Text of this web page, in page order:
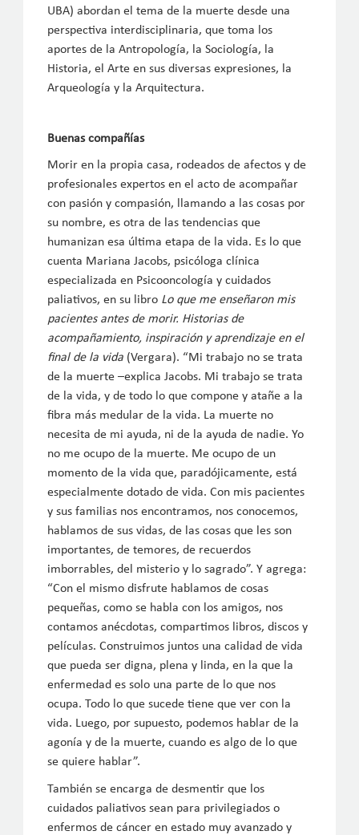
UBA) abordan el tema de la muerte desde una
perspectiva interdisciplinaria, que toma los
aportes de la Antropología, la Sociología, la
Historia, el Arte en sus diversas expresiones, la
Arqueología y la Arquitectura.
Buenas compañías
Morir en la propia casa, rodeados de afectos y de
profesionales expertos en el acto de acompañar
con pasión y compasión, llamando a las cosas por
su nombre, es otra de las tendencias que
humanizan esa última etapa de la vida. Es lo que
cuenta Mariana Jacobs, psicóloga clínica
especializada en Psicooncología y cuidados
paliativos, en su libro Lo que me enseñaron mis
pacientes antes de morir. Historias de
acompañamiento, inspiración y aprendizaje en el
final de la vida (Vergara). “Mi trabajo no se trata
de la muerte –explica Jacobs. Mi trabajo se trata
de la vida, y de todo lo que compone y atañe a la
fibra más medular de la vida. La muerte no
necesita de mi ayuda, ni de la ayuda de nadie. Yo
no me ocupo de la muerte. Me ocupo de un
momento de la vida que, paradójicamente, está
especialmente dotado de vida. Con mis pacientes
y sus familias nos encontramos, nos conocemos,
hablamos de sus vidas, de las cosas que les son
importantes, de temores, de recuerdos
imborrables, del misterio y lo sagrado”. Y agrega:
“Con el mismo disfrute hablamos de cosas
pequeñas, como se habla con los amigos, nos
contamos anécdotas, compartimos libros, discos y
películas. Construimos juntos una calidad de vida
que pueda ser digna, plena y linda, en la que la
enfermedad es solo una parte de lo que nos
ocupa. Todo lo que sucede tiene que ver con la
vida. Luego, por supuesto, podemos hablar de la
agonía y de la muerte, cuando es algo de lo que
se quiere hablar”.
También se encarga de desmentir que los
cuidados paliativos sean para privilegiados o
enfermos de cáncer en estado muy avanzado y